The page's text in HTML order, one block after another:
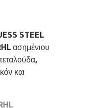
STEEL
ασημένιου
και